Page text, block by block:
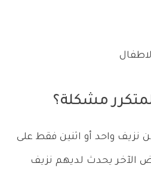
مشكلة؟
واحد أو اثنين فقط على
الآخر يحدث لديهم نزيف